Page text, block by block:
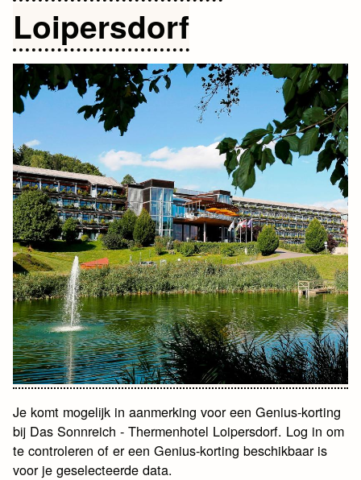
Loipersdorf
Je komt mogelijk in aanmerking voor een Genius-korting
bij Das Sonnreich - Thermenhotel Loipersdorf. Log in om
te controleren of er een Genius-korting beschikbaar is
voor je geselecteerde data.